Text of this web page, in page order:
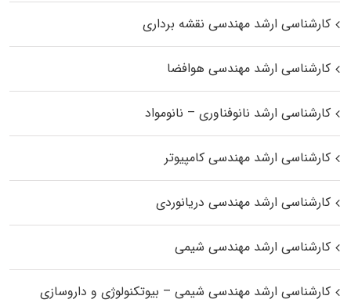
کارشناسی ارشد مهندسی نقشه برداری
کارشناسی ارشد مهندسی هوافضا
کارشناسی ارشد نانوفناوری – نانومواد
کارشناسی ارشد مهندسی کامپیوتر
کارشناسی ارشد مهندسی دریانوردی
کارشناسی ارشد مهندسی شیمی
کارشناسی ارشد مهندسی شیمی – بیوتکنولوژی و داروسازی